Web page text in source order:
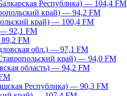
Республика) — 104,4 FM
край) — 94,2 FM
край) — 100,4 FM
92,1 FM
FM
обл.) — 97,1 FM
край) — 94,0 FM
область) — 94,2 FM
Республика) — 90,3 FM